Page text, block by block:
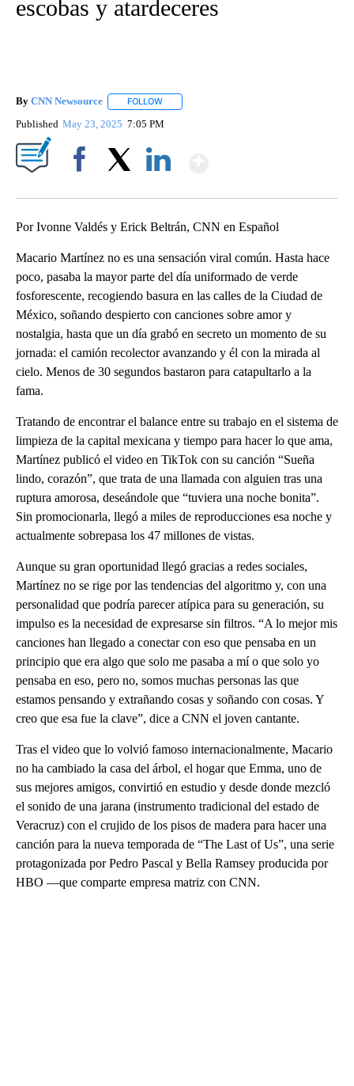
escobas y atardeceres
By CNN Newsource FOLLOW
Published May 23, 2025 7:05 PM
Por Ivonne Valdés y Erick Beltrán, CNN en Español
Macario Martínez no es una sensación viral común. Hasta hace
poco, pasaba la mayor parte del día uniformado de verde
fosforescente, recogiendo basura en las calles de la Ciudad de
México, soñando despierto con canciones sobre amor y
nostalgia, hasta que un día grabó en secreto un momento de su
jornada: el camión recolector avanzando y él con la mirada al
cielo. Menos de 30 segundos bastaron para catapultarlo a la
fama.
Tratando de encontrar el balance entre su trabajo en el sistema de
limpieza de la capital mexicana y tiempo para hacer lo que ama,
Martínez publicó el video en TikTok con su canción “Sueña
lindo, corazón”, que trata de una llamada con alguien tras una
ruptura amorosa, deseándole que “tuviera una noche bonita”.
Sin promocionarla, llegó a miles de reproducciones esa noche y
actualmente sobrepasa los 47 millones de vistas.
Aunque su gran oportunidad llegó gracias a redes sociales,
Martínez no se rige por las tendencias del algoritmo y, con una
personalidad que podría parecer atípica para su generación, su
impulso es la necesidad de expresarse sin filtros. “A lo mejor mis
canciones han llegado a conectar con eso que pensaba en un
principio que era algo que solo me pasaba a mí o que solo yo
pensaba en eso, pero no, somos muchas personas las que
estamos pensando y extrañando cosas y soñando con cosas. Y
creo que esa fue la clave”, dice a CNN el joven cantante.
Tras el video que lo volvió famoso internacionalmente, Macario
no ha cambiado la casa del árbol, el hogar que Emma, uno de
sus mejores amigos, convirtió en estudio y desde donde mezcló
el sonido de una jarana (instrumento tradicional del estado de
Veracruz) con el crujido de los pisos de madera para hacer una
canción para la nueva temporada de “The Last of Us”, una serie
protagonizada por Pedro Pascal y Bella Ramsey producida por
HBO ―que comparte empresa matriz con CNN.